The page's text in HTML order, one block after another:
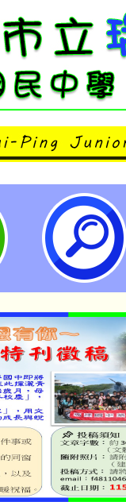
語】教學
入校路